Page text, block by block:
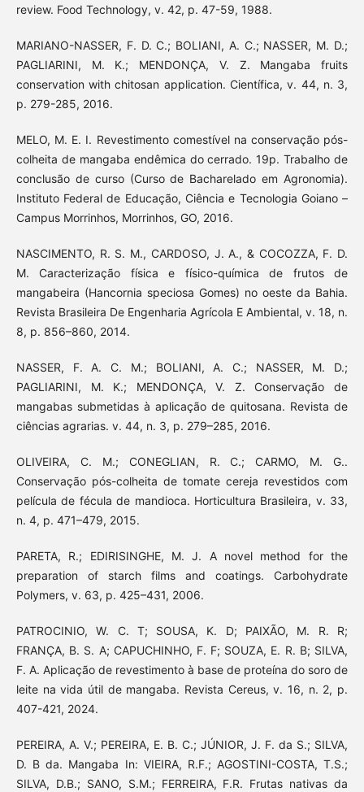
review. Food Technology, v. 42, p. 47-59, 1988.
MARIANO-NASSER, F. D. C.; BOLIANI, A. C.; NASSER, M. D.;
PAGLIARINI, M. K.; MENDONÇA, V. Z. Mangaba fruits
conservation with chitosan application. Científica, v. 44, n. 3,
p. 279-285, 2016.
MELO, M. E. I. Revestimento comestível na conservação pós-
colheita de mangaba endêmica do cerrado. 19p. Trabalho de
conclusão de curso (Curso de Bacharelado em Agronomia).
Instituto Federal de Educação, Ciência e Tecnologia Goiano –
Campus Morrinhos, Morrinhos, GO, 2016.
NASCIMENTO, R. S. M., CARDOSO, J. A., & COCOZZA, F. D.
M. Caracterização física e físico-química de frutos de
mangabeira (Hancornia speciosa Gomes) no oeste da Bahia.
Revista Brasileira De Engenharia Agrícola E Ambiental, v. 18, n.
8, p. 856–860, 2014.
NASSER, F. A. C. M.; BOLIANI, A. C.; NASSER, M. D.;
PAGLIARINI, M. K.; MENDONÇA, V. Z. Conservação de
mangabas submetidas à aplicação de quitosana. Revista de
ciências agrarias. v. 44, n. 3, p. 279–285, 2016.
OLIVEIRA, C. M.; CONEGLIAN, R. C.; CARMO, M. G..
Conservação pós-colheita de tomate cereja revestidos com
película de fécula de mandioca. Horticultura Brasileira, v. 33,
n. 4, p. 471–479, 2015.
PARETA, R.; EDIRISINGHE, M. J. A novel method for the
preparation of starch films and coatings. Carbohydrate
Polymers, v. 63, p. 425–431, 2006.
PATROCINIO, W. C. T; SOUSA, K. D; PAIXÃO, M. R. R;
FRANÇA, B. S. A; CAPUCHINHO, F. F; SOUZA, E. R. B; SILVA,
F. A. Aplicação de revestimento à base de proteína do soro de
leite na vida útil de mangaba. Revista Cereus, v. 16, n. 2, p.
407-421, 2024.
PEREIRA, A. V.; PEREIRA, E. B. C.; JÚNIOR, J. F. da S.; SILVA,
D. B da. Mangaba In: VIEIRA, R.F.; AGOSTINI-COSTA, T.S.;
SILVA, D.B.; SANO, S.M.; FERREIRA, F.R. Frutas nativas da